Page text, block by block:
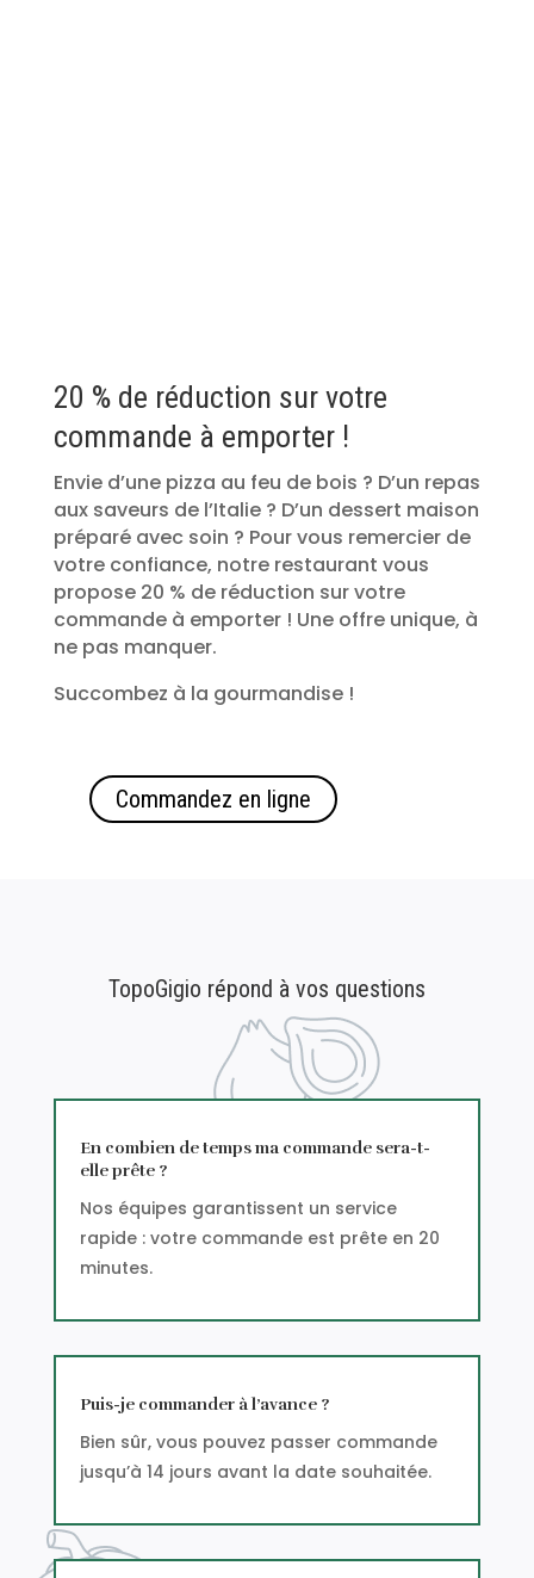
20 % de réduction sur votre
commande à emporter !
Envie d’une pizza au feu de bois ? D’un repas
aux saveurs de l’Italie ? D’un dessert maison
préparé avec soin ? Pour vous remercier de
votre confiance, notre restaurant vous
propose 20 % de réduction sur votre
commande à emporter ! Une offre unique, à
ne pas manquer.
Succombez à la gourmandise !
Commandez en ligne
TopoGigio répond à vos questions
En combien de temps ma commande sera-t-
elle prête ?
Nos équipes garantissent un service
rapide : votre commande est prête en 20
minutes.
Puis-je commander à l’avance ?
Bien sûr, vous pouvez passer commande
jusqu’à 14 jours avant la date souhaitée.